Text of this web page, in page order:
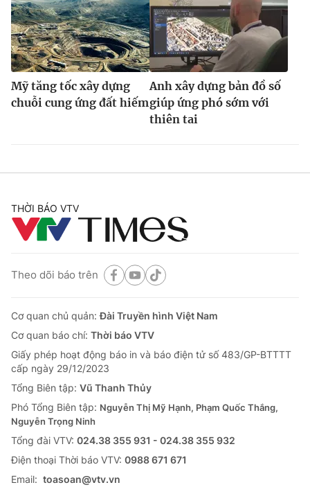
Mỹ tăng tốc xây dựng
chuỗi cung ứng đất hiếm
Anh xây dựng bản đồ số
giúp ứng phó sớm với
thiên tai
THỜI BÁO VTV
Theo dõi báo trên
Cơ quan chủ quản:Đài Truyền hình Việt Nam
Cơ quan báo chí: Thời báo VTV
Giấy phép hoạt động báo in và báo điện tử số 483/GP-BTTTT
cấp ngày 29/12/2023
Tổng Biên tập: Vũ Thanh Thủy
Phó Tổng Biên tập: Nguyễn Thị Mỹ Hạnh, Phạm Quốc Thắng,
Nguyễn Trọng Ninh
Tổng đài VTV: 024.38 355 931 - 024.38 355 932
Ðiện thoại Thời báo VTV: 0988 671 671
Email: toasoan@vtv.vn